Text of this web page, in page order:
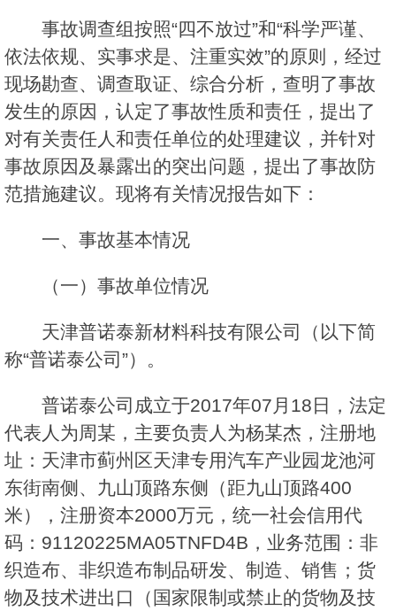
事故调查组按照“四不放过”和“科学严谨、
依法依规、实事求是、注重实效”的原则，经过
现场勘查、调查取证、综合分析，查明了事故
发生的原因，认定了事故性质和责任，提出了
对有关责任人和责任单位的处理建议，并针对
事故原因及暴露出的突出问题，提出了事故防
范措施建议。现将有关情况报告如下：
一、事故基本情况
（一）事故单位情况
天津普诺泰新材料科技有限公司（以下简
称“普诺泰公司”）。
普诺泰公司成立于2017年07月18日，法定
代表人为周某，主要负责人为杨某杰，注册地
址：天津市蓟州区天津专用汽车产业园龙池河
东街南侧、九山顶路东侧（距九山顶路400
米），注册资本2000万元，统一社会信用代
码：91120225MA05TNFD4B，业务范围：非
织造布、非织造布制品研发、制造、销售；货
物及技术进出口（国家限制或禁止的货物及技